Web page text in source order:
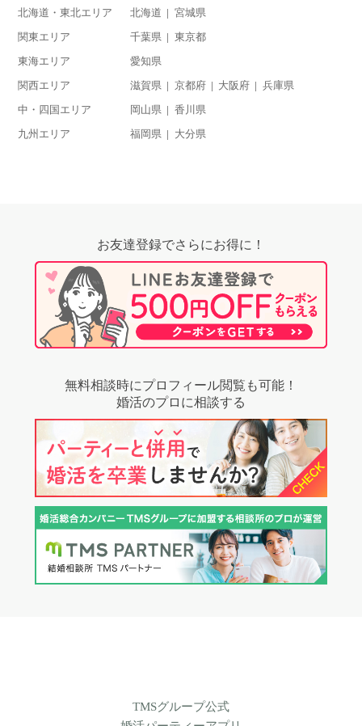
北海道・東北エリア 北海道 宮城県
関東エリア 千葉県 東京都
東海エリア 愛知県
関西エリア 滋賀県 京都府 大阪府 兵庫県
中・四国エリア 岡山県 香川県
九州エリア 福岡県 大分県
お友達登録でさらにお得に！
無料相談時にプロフィール閲覧も可能！
婚活のプロに相談する
TMSグループ公式